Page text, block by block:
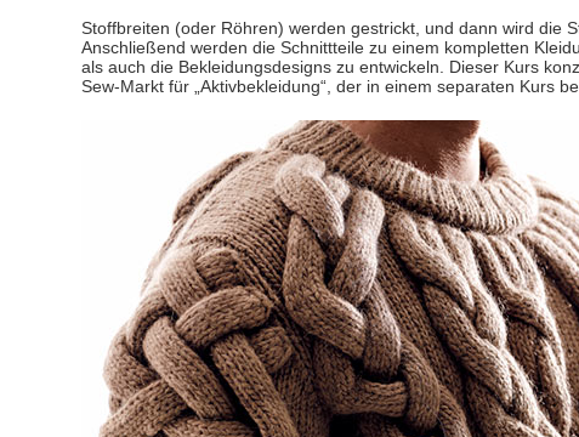
Stoffbreiten (oder Röhren) werden gestrickt, und dann wird die
Anschließend werden die Schnittteile zu einem kompletten
als auch die Bekleidungsdesigns zu entwickeln. Dieser Kurs
Sew-Markt für „Aktivbekleidung“, der in einem separaten Kurs